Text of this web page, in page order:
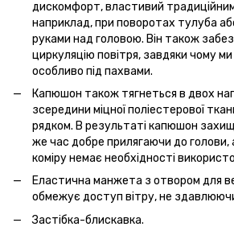
дискомфорт, властивий
наприклад, при поворотах тулуба
руками над головою. Він також
циркуляцію повітря, завдяки чому
особливо під пахвами.
Капюшон також тягнеться в двох
зсередини міцної поліестерової
рядком. В результаті капюшон
же час добре прилягаючи до голови,
коміру немає необхідності
Еластична манжета з отвором для
обмежує доступ вітру, не
Застібка-блискавка.